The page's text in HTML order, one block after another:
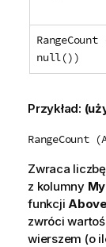
null())
Przykład:
RangeCount
Zwraca
z kolumny
funkcji
zwróci
wierszem (o